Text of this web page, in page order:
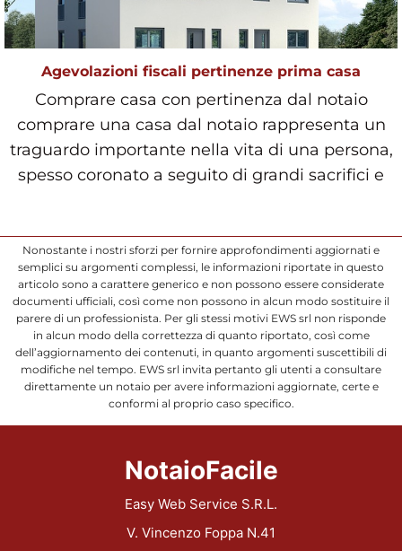
Agevolazioni fiscali pertinenze prima casa
Comprare casa con pertinenza dal notaio
comprare una casa dal notaio rappresenta un
traguardo importante nella vita di una persona,
spesso coronato a seguito di grandi sacrifici e
Nonostante i nostri sforzi per fornire approfondimenti aggiornati e
semplici su argomenti complessi, le informazioni riportate in questo
articolo sono a carattere generico e non possono essere considerate
documenti ufficiali, così come non possono in alcun modo sostituire il
parere di un professionista. Per gli stessi motivi EWS srl non risponde
in alcun modo della correttezza di quanto riportato, così come
dell’aggiornamento dei contenuti, in quanto argomenti suscettibili di
modifiche nel tempo. EWS srl invita pertanto gli utenti a consultare
direttamente un notaio per avere informazioni aggiornate, certe e
conformi al proprio caso specifico.
NotaioFacile
Easy Web Service S.R.L.
V. Vincenzo Foppa N.41